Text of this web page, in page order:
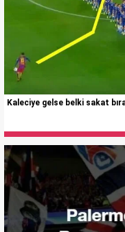
Kaleciye gelse belki sakat